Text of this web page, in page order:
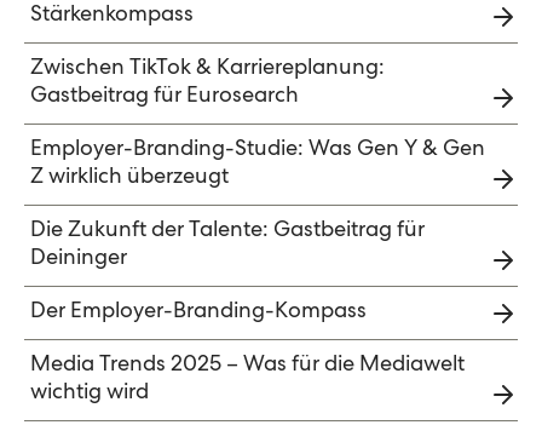
Stärkenkompass
Zwischen TikTok & Karriereplanung:
Gastbeitrag für Eurosearch
Employer-Branding-Studie: Was Gen Y & Gen
Z wirklich überzeugt
Die Zukunft der Talente: Gastbeitrag für
Deininger
Der Employer-Branding-Kompass
Media Trends 2025 – Was für die Mediawelt
wichtig wird